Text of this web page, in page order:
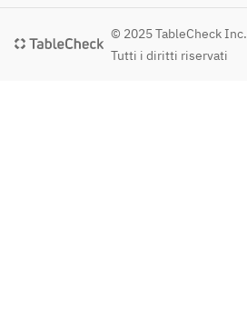
© 2025 TableCheck Inc.
Tutti i diritti riservati